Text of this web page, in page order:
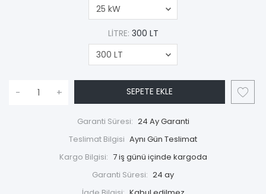
LITRE: 300 LT
- + SEPETE EKLE
Garanti Süresi: 24 Ay Garanti
Teslimat Bilgisi Aynı Gün Teslimat
Kargo Bilgisi: 7 iş günü içinde kargoda
Garanti Süresi: 24 ay